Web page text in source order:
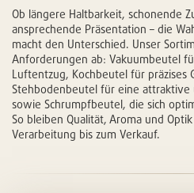
Ob längere Haltbarkeit, schonende
ansprechende Präsentation – die
macht den Unterschied. Unser
Anforderungen ab: Vakuumbeutel
Luftentzug, Kochbeutel für präzises
Stehbodenbeutel für eine attraktive
sowie Schrumpfbeutel, die sich
So bleiben Qualität, Aroma und
Verarbeitung bis zum Verkauf.